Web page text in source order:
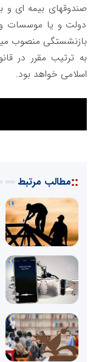
صندوقهای بیمه ای و
دولت و یا موسسات
بازنشستگی منصوب
اسلامی خواهد بود.
::مطالب مرتبط